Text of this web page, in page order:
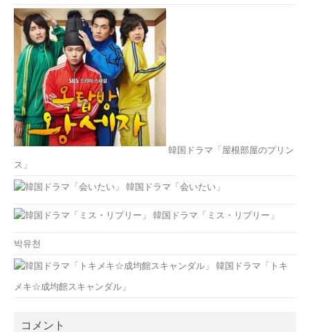
韓国ドラマ「屋根部屋のプリン
ス」
韓国ドラマ「会いたい」
韓国ドラマ「ミス・リプリー」
박유천
韓国ドラマ「トキ
メキ☆成均館スキャンダル」
コメント